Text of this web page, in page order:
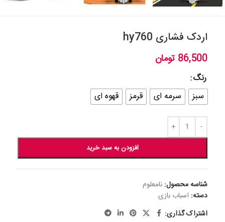
اردک فشاری hy760
86,500 تومان
رنگ
سبز
سرمه ای قرمز قهوه ای
افزودن به سبد خرید
شناسه محصول: نامعلوم
دسته: اسباب بازی
اشتراک گذاری: